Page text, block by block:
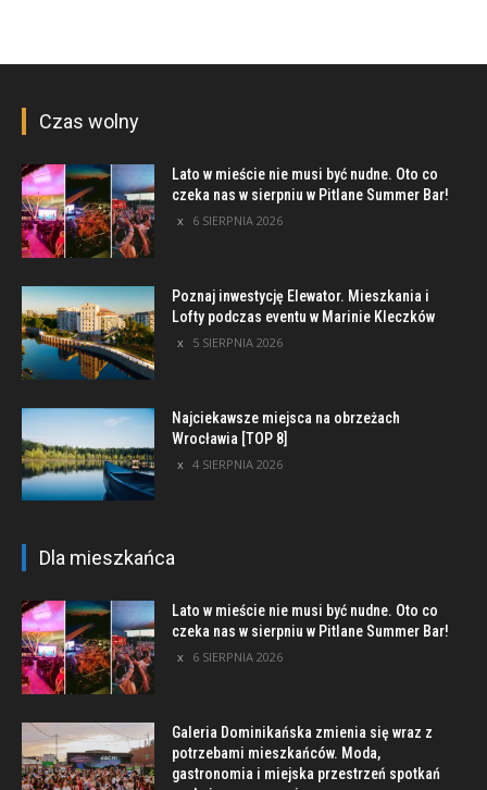
Czas wolny
Lato w mieście nie musi być nudne. Oto co
czeka nas w sierpniu w Pitlane Summer Bar!
6 SIERPNIA 2026
Poznaj inwestycję Elewator. Mieszkania i
Lofty podczas eventu w Marinie Kleczków
5 SIERPNIA 2026
Najciekawsze miejsca na obrzeżach
Wrocławia [TOP 8]
4 SIERPNIA 2026
Dla mieszkańca
Lato w mieście nie musi być nudne. Oto co
czeka nas w sierpniu w Pitlane Summer Bar!
6 SIERPNIA 2026
Galeria Dominikańska zmienia się wraz z
potrzebami mieszkańców. Moda,
gastronomia i miejska przestrzeń spotkań